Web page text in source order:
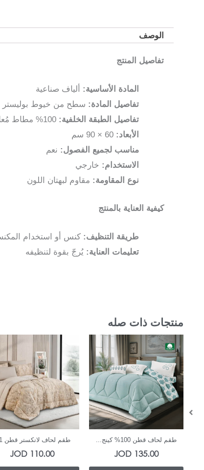
الوصف
تفاصيل المنتج
المادة الأساسية: ألياف صناعية
تفاصيل المادة: سطح من خيوط بوليستر
تفاصيل الطبقة الخلفية:
الأبعاد:
مناسب لجميع الفصول: نعم
الاستخدام: خارجي
نوع المقاومة: مقاوم لبهتان اللون
كيفية العناية بالمنتج
طريقة التنظيف: كنس أو استخدام
تعليمات العناية: يُرجّ بقوة لتنظيفه
منتجات ذات صله
In Stock
طقم لحاف قطن 100% كينج...
135.00
JOD
In Stock
طقم لحاف لانكستر قطن 1...
110.00
JOD